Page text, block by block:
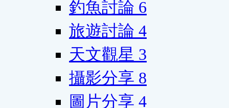
釣魚討論 6
旅遊討論 4
天文觀星 3
攝影分享 8
圖片分享 4